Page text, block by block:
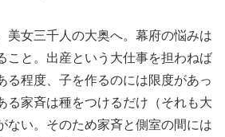
美女三千人の大奥へ。幕府の悩みは
こと。出産という大仕事を担わねば
る程度、子を作るのには限度があっ
る家斉は種をつけるだけ（それも大
ない。そのため家斉と側室の間には